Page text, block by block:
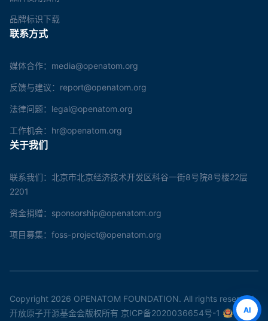
品牌标识下载
联系方式
媒体合作：media@openatom.org
反馈与建议：report@openatom.org
法律问题：legal@openatom.org
工作机会：hr@openatom.org
关于我们
联系我们：北京市北京经济技术开发区科谷一街8号院8号楼22层
2201
资金捐赠：sponsorship@openatom.org
项目募集：foss-project@openatom.org
Copyright 2026 OPENATOM FOUNDATION. All rights reserved.
开放原子开源基金会版权所有 京ICP备2020036654号-1 京公
AI